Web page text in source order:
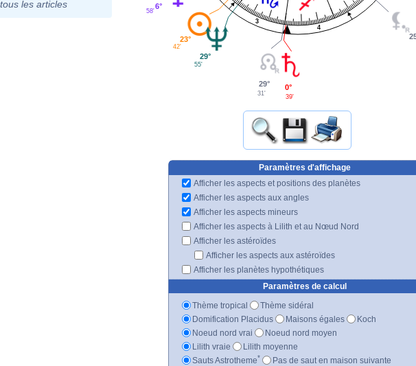
les articles
3
4
6°
58'
23°
42'
29°
55'
29°
31'
0°
39'
Paramètres d'affichage
Afficher les aspects et positions des planètes
Afficher les aspects aux angles
Afficher les aspects mineurs
Afficher les aspects à Lilith et au Nœud Nord
Afficher les astéroïdes
Afficher les aspects aux astéroïdes
Afficher les planètes hypothétiques
Paramètres de calcul
Thème tropical
Thème sidéral
Domification Placidus
Maisons égales
Koch
Noeud nord vrai
Noeud nord moyen
Lilith vraie
Lilith moyenne
Sauts Astrotheme* Pas de saut en maison suivante